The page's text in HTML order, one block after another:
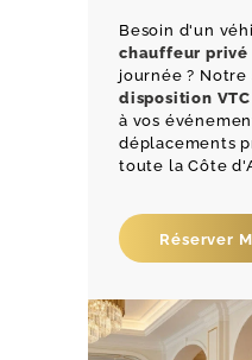
Besoin d'un
chauffeur privé
journée ? Notre
disposition VTC
à vos
déplacements
toute la Côte
Réserver